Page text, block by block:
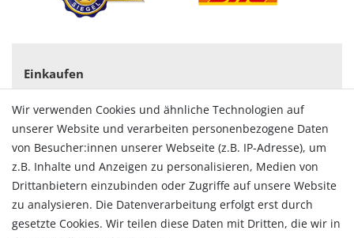
Einkaufen
Versandarten & -kosten
Widerrufsrecht
Vertrag widerrufen
Konto
Login
Registrieren
Wir verwenden Cookies und ähnliche Technologien auf
unserer Website und verarbeiten personenbezogene Daten
von Besucher:innen unserer Webseite (z.B. IP-Adresse), um
z.B. Inhalte und Anzeigen zu personalisieren, Medien von
Drittanbietern einzubinden oder Zugriffe auf unsere Website
zu analysieren. Die Datenverarbeitung erfolgt erst durch
gesetzte Cookies. Wir teilen diese Daten mit Dritten, die wir in